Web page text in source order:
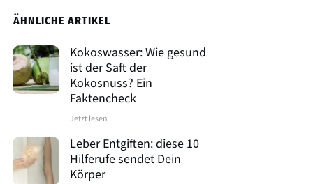
ÄHNLICHE ARTIKEL
Kokoswasser: Wie gesund
ist der Saft der
Kokosnuss? Ein
Faktencheck
Jetzt lesen
Leber Entgiften: diese 10
Hilferufe sendet Dein
Körper